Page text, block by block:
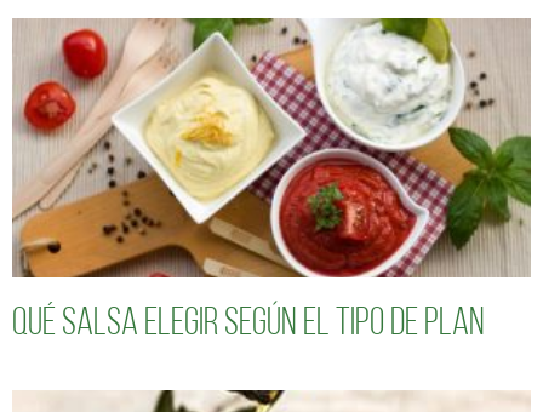
Qué salsa elegir según el tipo de plan